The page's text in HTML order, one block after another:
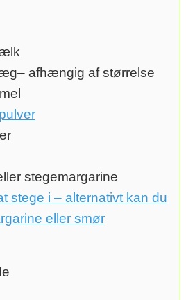
afhængig af størrelse
stegemargarine
stege i – alternativt kan du
eller smør